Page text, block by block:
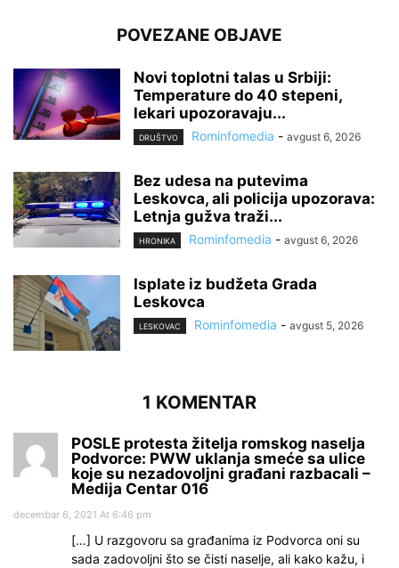
POVEZANE OBJAVE
Novi toplotni talas u Srbiji:
Temperature do 40 stepeni,
lekari upozoravaju...
DRUŠTVO Rominfomedia - avgust 6, 2026
Bez udesa na putevima
Leskovca, ali policija upozorava:
Letnja gužva traži...
HRONIKA Rominfomedia - avgust 6, 2026
Isplate iz budžeta Grada
Leskovca
LESKOVAC Rominfomedia - avgust 5, 2026
1 KOMENTAR
POSLE protesta žitelja romskog naselja
Podvorce: PWW uklanja smeće sa ulice
koje su nezadovoljni građani razbacali –
Medija Centar 016
decembar 6, 2021 At 6:46 pm
[…] U razgovoru sa građanima iz Podvorca oni su
sada zadovoljni što se čisti naselje, ali kako kažu, i